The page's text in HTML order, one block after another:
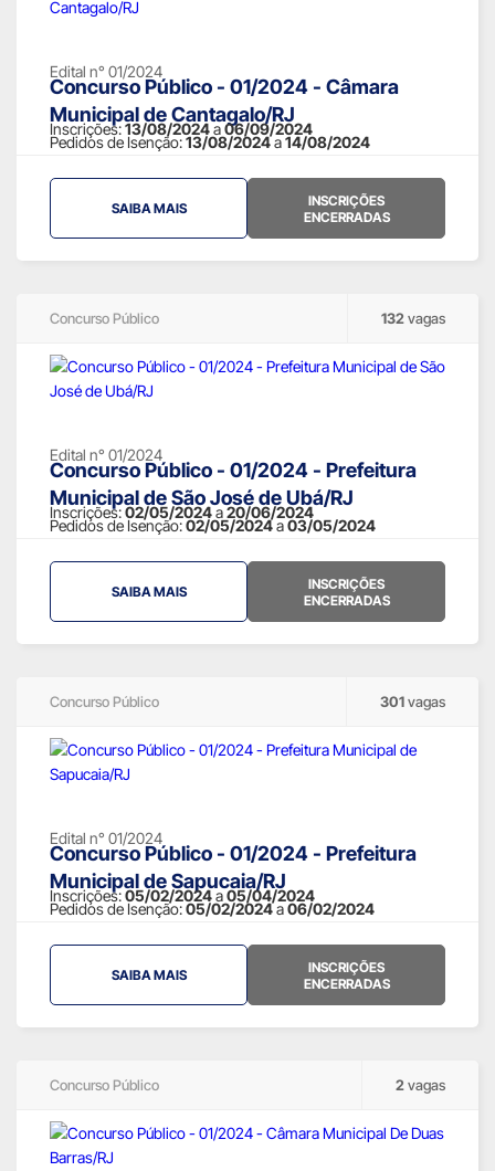
Edital n° 01/2024
Concurso Público - 01/2024 - Câmara
Municipal de Cantagalo/RJ
Inscrições:13/08/2024a06/09/2024
Pedidos de Isenção:13/08/2024a14/08/2024
SAIBA MAIS
INSCRIÇÕES
ENCERRADAS
Concurso Público 132vagas
Edital n° 01/2024
Concurso Público - 01/2024 - Prefeitura
Municipal de São José de Ubá/RJ
Inscrições:02/05/2024a20/06/2024
Pedidos de Isenção:02/05/2024a03/05/2024
SAIBA MAIS
INSCRIÇÕES
ENCERRADAS
Concurso Público 301vagas
Edital n° 01/2024
Concurso Público - 01/2024 - Prefeitura
Municipal de Sapucaia/RJ
Inscrições:05/02/2024a05/04/2024
Pedidos de Isenção:05/02/2024a06/02/2024
SAIBA MAIS
INSCRIÇÕES
ENCERRADAS
Concurso Público 2vagas